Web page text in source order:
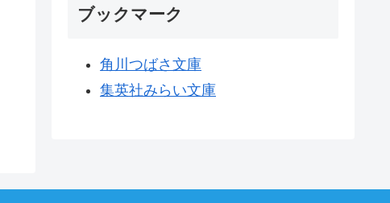
ブックマーク
角川つばさ文庫
集英社みらい文庫